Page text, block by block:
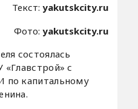
Текст:yakutskcity.ru
Фото:yakutskcity.ru
состоялась
с
по капитальному